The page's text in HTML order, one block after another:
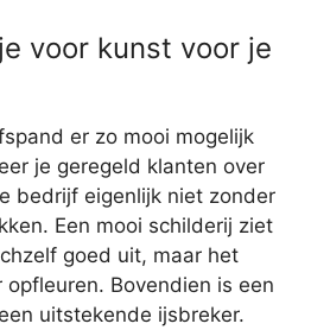
voor kunst voor je
er zo mooi mogelijk
je geregeld klanten over
bedrijf eigenlijk niet zonder
Een mooi schilderij ziet
goed uit, maar het
opfleuren. Bovendien is een
uitstekende ijsbreker.